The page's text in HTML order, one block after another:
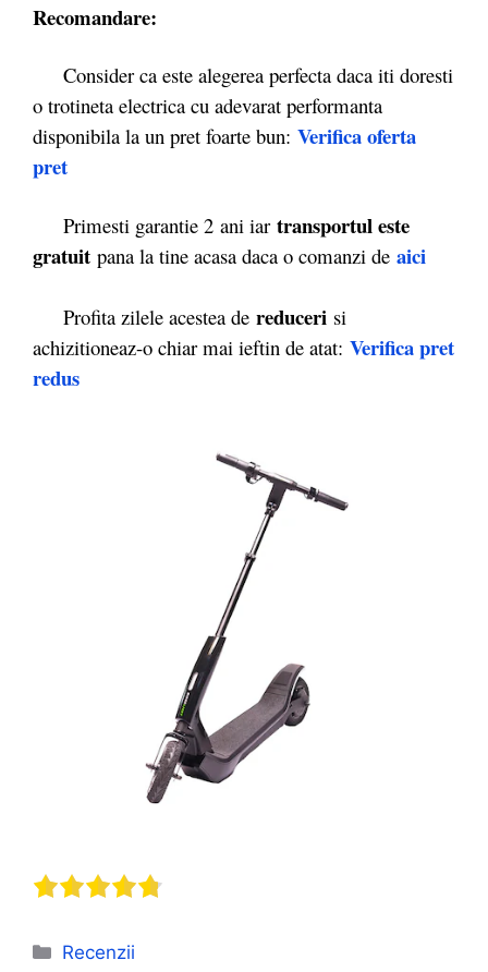
Recomandare:
Consider ca este alegerea perfecta daca iti doresti
o trotineta electrica cu adevarat performanta
disponibila la un pret foarte bun: Verifica oferta
pret
Primesti garantie 2 ani iar transportul este
gratuit pana la tine acasa daca o comanzi de aici
Profita zilele acestea de reduceri si
achizitioneaz-o chiar mai ieftin de atat: Verifica pret
redus
Categorii
Recenzii